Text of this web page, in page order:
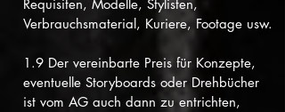
Requisiten, Modelle, Stylisten,
Verbrauchsmaterial, Kuriere, Footage usw.
1.9 Der vereinbarte Preis für Konzepte,
eventuelle Storyboards oder Drehbücher
ist vom AG auch dann zu entrichten,